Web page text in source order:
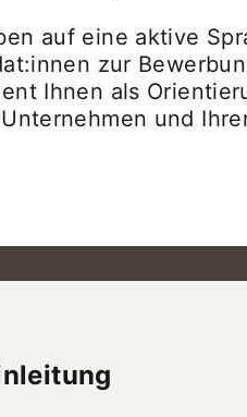
auf eine aktive
zur
Ihnen als
und